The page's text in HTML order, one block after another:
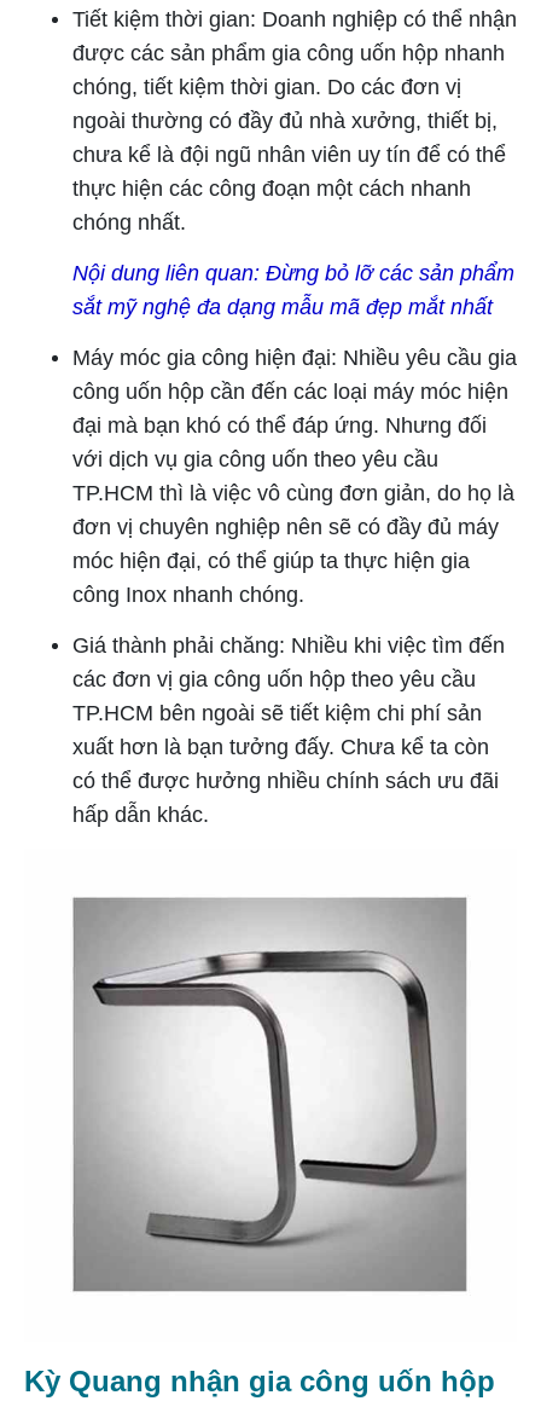
Tiết kiệm thời gian: Doanh nghiệp có thể nhận
được các sản phẩm gia công uốn hộp nhanh
chóng, tiết kiệm thời gian. Do các đơn vị
ngoài thường có đầy đủ nhà xưởng, thiết bị,
chưa kể là đội ngũ nhân viên uy tín để có thể
thực hiện các công đoạn một cách nhanh
chóng nhất.
Nội dung liên quan: Đừng bỏ lỡ các sản phẩm
sắt mỹ nghệ đa dạng mẫu mã đẹp mắt nhất
Máy móc gia công hiện đại: Nhiều yêu cầu gia
công uốn hộp cần đến các loại máy móc hiện
đại mà bạn khó có thể đáp ứng. Nhưng đối
với dịch vụ gia công uốn theo yêu cầu
TP.HCM thì là việc vô cùng đơn giản, do họ là
đơn vị chuyên nghiệp nên sẽ có đầy đủ máy
móc hiện đại, có thể giúp ta thực hiện gia
công Inox nhanh chóng.
Giá thành phải chăng: Nhiều khi việc tìm đến
các đơn vị gia công uốn hộp theo yêu cầu
TP.HCM bên ngoài sẽ tiết kiệm chi phí sản
xuất hơn là bạn tưởng đấy. Chưa kể ta còn
có thể được hưởng nhiều chính sách ưu đãi
hấp dẫn khác.
Kỳ Quang nhận gia công uốn hộp